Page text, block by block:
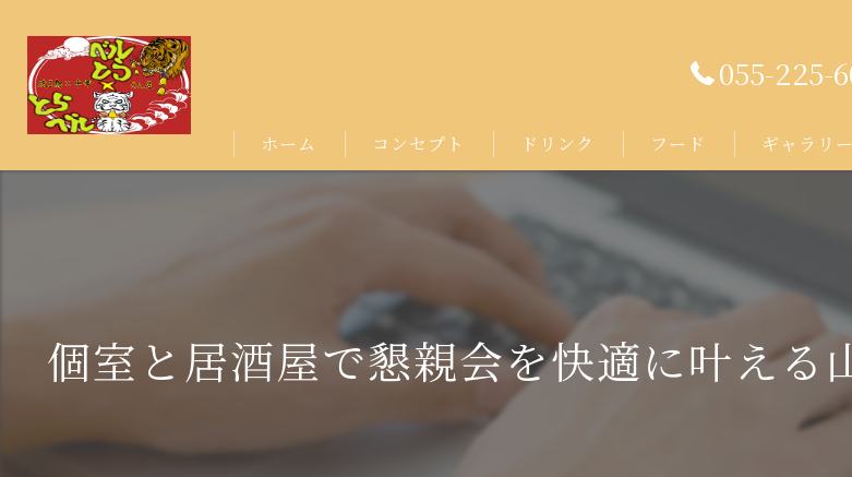
055-225-
ホーム コンセプト ドリンク フード ギャラリー
個室と居酒屋で懇親会を快適に叶える